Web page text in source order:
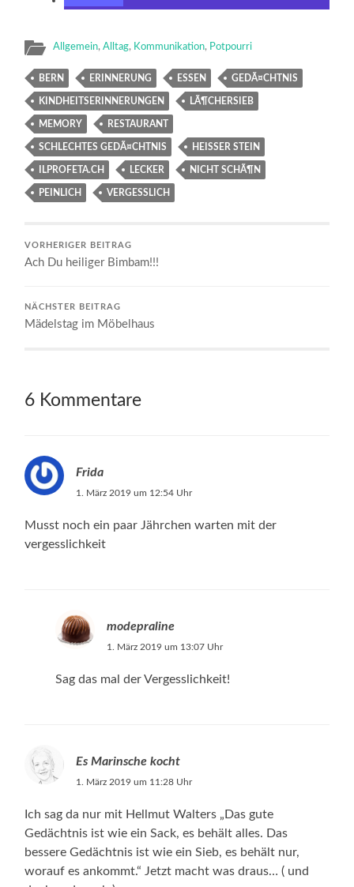
Allgemein,Alltag, Kommunikation, Potpourri
BERN ERINNERUNG ESSEN GEDÃ¤CHTNIS
KINDHEITSERINNERUNGEN LÃ¶CHERSIEB
MEMORY RESTAURANT
SCHLECHTES GEDÃ¤CHTNIS HEISSER STEIN
ILPROFETA.CH LECKER NICHT SCHÃ¶N
PEINLICH VERGESSLICH
VORHERIGER BEITRAG
Ach Du heiliger Bimbam!!!
NÄCHSTER BEITRAG
Mädelstag im Möbelhaus
6 Kommentare
Frida
1. März 2019 um 12:54 Uhr
Musst noch ein paar Jährchen warten mit der
vergesslichkeit
modepraline
1. März 2019 um 13:07 Uhr
Sag das mal der Vergesslichkeit!
Es Marinsche kocht
1. März 2019 um 11:28 Uhr
Ich sag da nur mit Hellmut Walters „Das gute
Gedächtnis ist wie ein Sack, es behält alles. Das
bessere Gedächtnis ist wie ein Sieb, es behält nur,
worauf es ankommt.“ Jetzt macht was draus… ( und